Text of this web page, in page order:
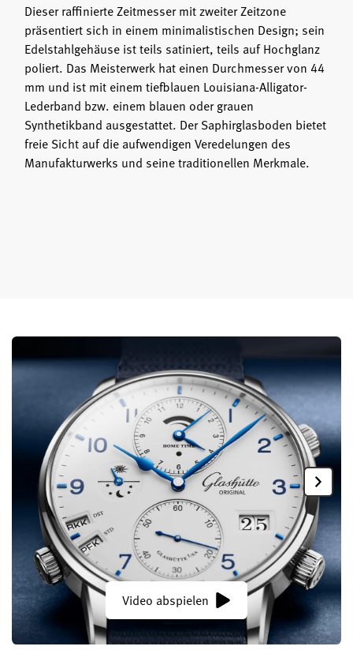
Dieser raffinierte Zeitmesser mit zweiter Zeitzone
präsentiert sich in einem minimalistischen Design; sein
Edelstahlgehäuse ist teils satiniert, teils auf Hochglanz
poliert. Das Meisterwerk hat einen Durchmesser von 44
mm und ist mit einem tiefblauen Louisiana-Alligator-
Lederband bzw. einem blauen oder grauen
Synthetikband ausgestattet. Der Saphirglasboden bietet
freie Sicht auf die aufwendigen Veredelungen des
Manufakturwerks und seine traditionellen Merkmale.
Video abspielen